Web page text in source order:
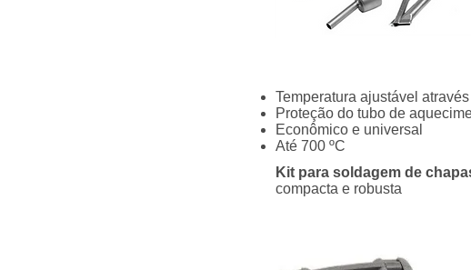
Temperatura ajustável
Proteção do tubo de
Econômico e universal
Até 700 ºC
Kit para soldagem de
compacta e robusta